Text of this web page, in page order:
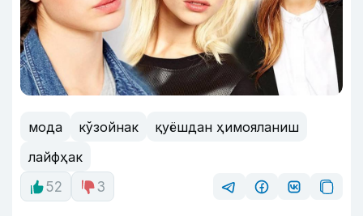
мода кўзойнак
қуёшдан ҳимояланиш
лайфҳак
52
3